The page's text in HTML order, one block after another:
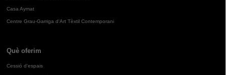
Casa Aymat
Centre Grau-Garriga d'Art Tèxtil Contemporani
Què oferim
Cessió d'espais